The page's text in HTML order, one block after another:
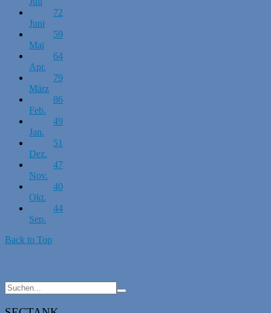
72
Juni
59
Mai
64
Apr.
79
März
86
Feb.
49
Jan.
51
Dez.
47
Nov.
40
Okt.
44
Sep.
Back to Top